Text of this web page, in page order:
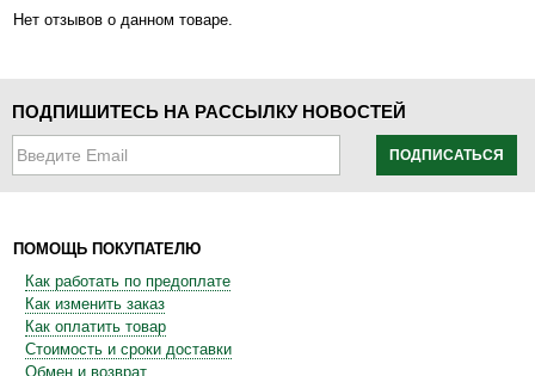
Нет отзывов о данном товаре.
ПОДПИШИТЕСЬ НА РАССЫЛКУ НОВОСТЕЙ
ПОДПИСАТЬСЯ
ПОМОЩЬ ПОКУПАТЕЛЮ
Как работать по предоплате
Как изменить заказ
Как оплатить товар
Стоимость и сроки доставки
Обмен и возврат